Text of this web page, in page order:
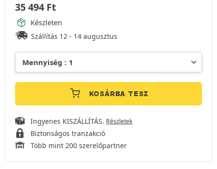
35 494 Ft
Készleten
Szállítás 12 - 14 augusztus
KOSÁRBA TESZ
Ingyenes KISZÁLLÍTÁS. Részletek
Biztonságos tranzakció
Több mint 200 szerelőpartner